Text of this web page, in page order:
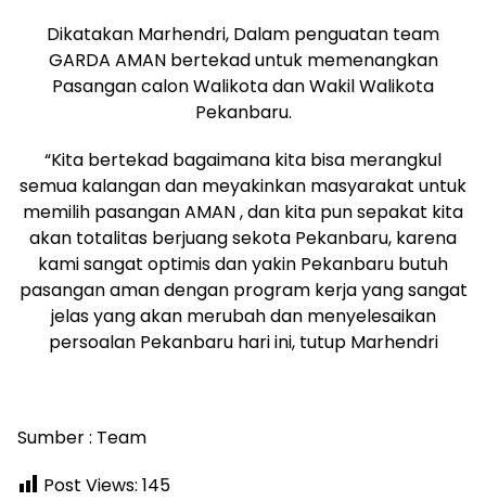
Dikatakan Marhendri, Dalam penguatan team
GARDA AMAN bertekad untuk memenangkan
Pasangan calon Walikota dan Wakil Walikota
Pekanbaru.
“Kita bertekad bagaimana kita bisa merangkul
semua kalangan dan meyakinkan masyarakat untuk
memilih pasangan AMAN , dan kita pun sepakat kita
akan totalitas berjuang sekota Pekanbaru, karena
kami sangat optimis dan yakin Pekanbaru butuh
pasangan aman dengan program kerja yang sangat
jelas yang akan merubah dan menyelesaikan
persoalan Pekanbaru hari ini, tutup Marhendri
Sumber : Team
Post Views: 145